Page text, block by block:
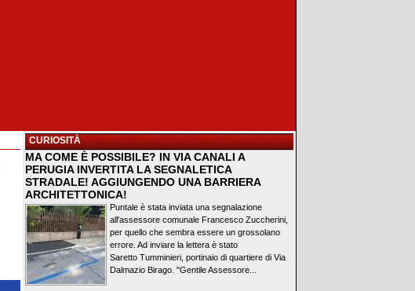
CURIOSITÀ
MA COME È POSSIBILE? IN VIA CANALI A
PERUGIA INVERTITA LA SEGNALETICA
STRADALE! AGGIUNGENDO UNA BARRIERA
ARCHITETTONICA!
Puntale è stata inviata una segnalazione
all'assessore comunale Francesco Zuccherini,
per quello che sembra essere un grossolano
errore. Ad inviare la lettera è stato
Saretto Tumminieri, portinaio di quartiere di Via
Dalmazio Birago. "Gentile Assessore...